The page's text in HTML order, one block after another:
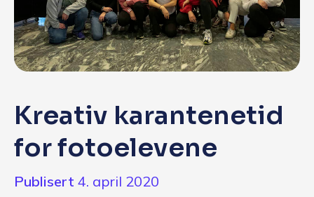
Siste nytt
Q&A
English
Kreativ karantenetid
for fotoelevene
Publisert 4. april 2020